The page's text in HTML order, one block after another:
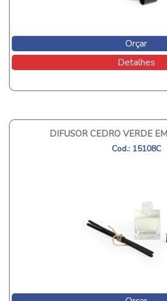
Orçar
Detalhes
DIFUSOR CEDRO VERDE
Cod.: 15108C